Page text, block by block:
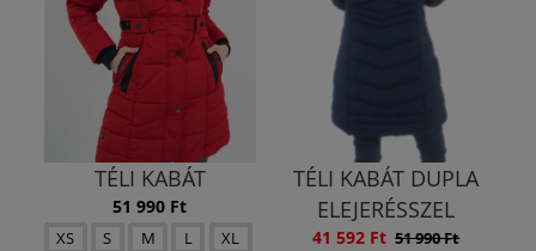
TÉLI KABÁT
51 990 Ft
XS S M L
XL
TÉLI KABÁT DUPLA
ELEJERÉSSZEL
41 592 Ft 51 990 Ft